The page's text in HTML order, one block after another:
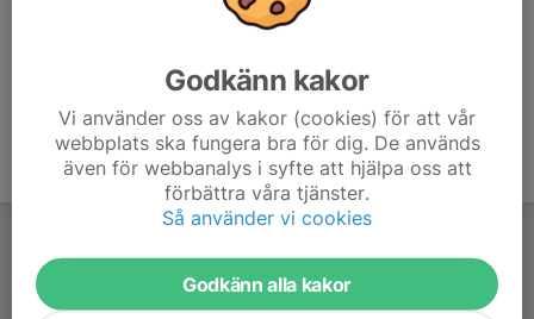
Godkänn kakor
Vi använder oss av kakor (cookies) för att vår
webbplats ska fungera bra för dig. De används
även för webbanalys i syfte att hjälpa oss att
förbättra våra tjänster.
Så använder vi cookies
Godkänn alla kakor